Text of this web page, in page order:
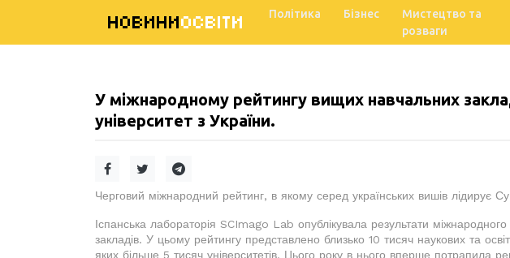
НОВИНИОСВІТИ Політика Бізнес
Мистецтво та
розваги
У міжнародному рейтингу вищих навчальних
університет з України.
Черговий міжнародний рейтинг, в якому серед українських вишів лідирує
Іспанська лабораторія SCImago Lab опублікувала результати
закладів. У цьому рейтингу представлено близько 10 тисяч наукових та
яких більше 5 тисяч університетів. Цього року в нього вперше потрапила